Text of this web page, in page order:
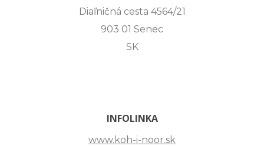
Diaľničná cesta 4564/21
903 01 Senec
SK
INFOLINKA
www.koh-i-noor.sk